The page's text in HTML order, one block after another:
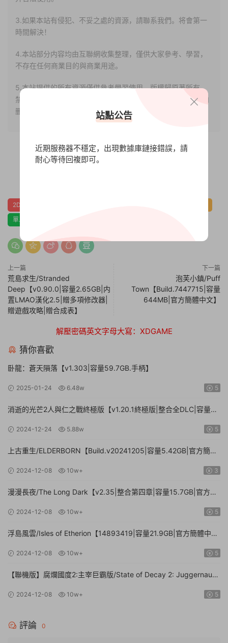
3.如果本站有侵犯、不妥之處的資源，請聯系我們。将會第一
時間解決！
4.本站部分内容均由互聯網收集整理，僅供大家參考、學習，
不存在任何商業目的與商業用途。
5.本站提供的所有資源僅供參考學習使用，版權歸原著所有，
禁止下載本站資源參與任何商業和非法行爲，請于24小時之内
删除!
2D平台
單人
上一篇
荒島求生/Stranded
Deep【v0.90.0|容量2.65GB|内
置LMAO漢化2.5|贈多項修改器|
贈遊戲攻略|贈合成表】
下一篇
泡芙小鎮/Puff
Town【Build.7447715|容量
644MB|官方簡體中文】
解壓密碼英文字母大寫：XDGAME
猜你喜歡
卧龍：蒼天隕落【v1.303|容量59.7GB.手柄】
2025-01-24 6.48w 5
消逝的光芒2人與仁之戰終極版【v1.20.1終極版|整合全DLC|容量
2024-12-24 5.88w 5
上古重生/ELDERBORN【Build.v20241205|容量5.42GB|官方簡體
2024-12-08 10w+ 3
漫漫長夜/The Long Dark【v2.35|整合第四章|容量15.7GB|官方簡
2024-12-08 10w+ 5
浮島風雲/Isles of Etherion【14893419|容量21.9GB|官方簡體中
2024-12-08 10w+ 5
【聯機版】腐爛國度2:主宰巨霸版/State of Decay 2: Juggernaut
2024-12-08 10w+ 5
評論 0
站點公告
近期服務器不穩定，出現數據庫鏈接錯誤，請
耐心等待回複即可。